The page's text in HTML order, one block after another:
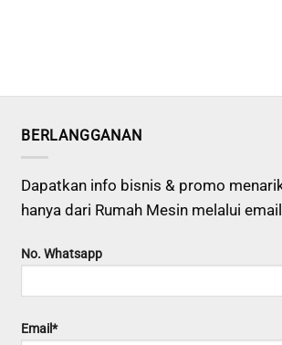
BERLANGGANAN
Dapatkan info bisnis & promo
hanya dari Rumah Mesin melalui
No. Whatsapp
Email*